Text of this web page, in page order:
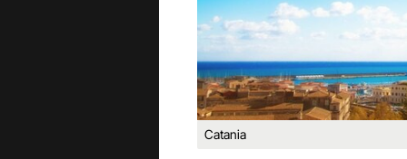
Catania